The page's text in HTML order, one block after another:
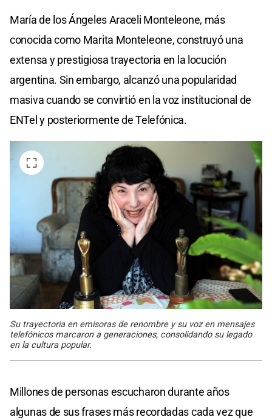
María de los Ángeles Araceli Monteleone, más
conocida como Marita Monteleone, construyó una
extensa y prestigiosa trayectoria en la locución
argentina. Sin embargo, alcanzó una popularidad
masiva cuando se convirtió en la voz institucional de
ENTel y posteriormente de Telefónica.
Su trayectoria en emisoras de renombre y su voz en mensajes
telefónicos marcaron a generaciones, consolidando su legado
en la cultura popular.
Millones de personas escucharon durante años
algunas de sus frases más recordadas cada vez que